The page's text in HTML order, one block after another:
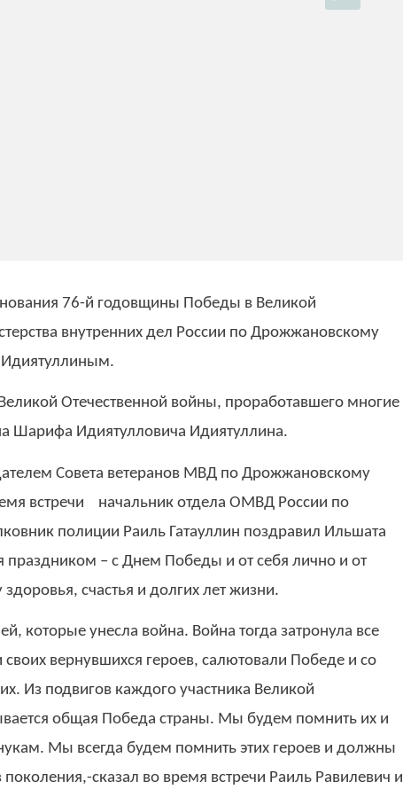
76-й годовщины Победы в Великой
внутренних дел России по Дрожжановскому
Идиятуллиным.
Отечественной войны, проработавшего многие
Шарифа Идиятулловича Идиятуллина.
Совета ветеранов МВД по Дрожжановскому
встречи начальник отдела ОМВД России по
полиции Раиль Гатауллин поздравил Ильшата
– с Днем Победы и от себя лично и от
счастья и долгих лет жизни.
которые унесла война. Война тогда затронула все
вернувшихся героев, салютовали Победе и со
Из подвигов каждого участника Великой
общая Победа страны. Мы будем помнить их и
Мы всегда будем помнить этих героев и должны
сказал во время встречи Раиль Равилевич и